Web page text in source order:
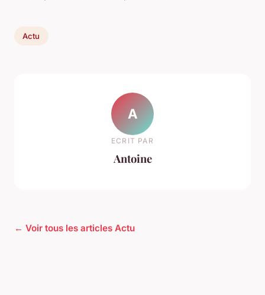
Actu
A
ECRIT PAR
Antoine
← Voir tous les articles Actu